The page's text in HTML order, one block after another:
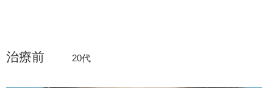
治療前 20代